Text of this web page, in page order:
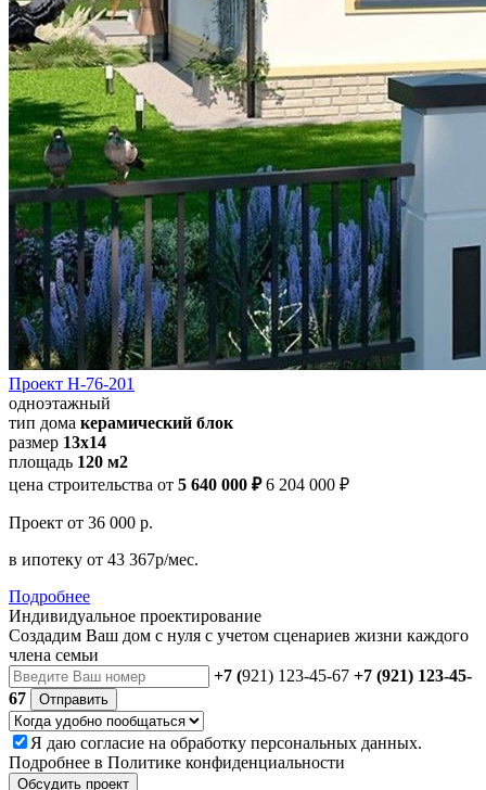
Проект Н-76-201
одноэтажный
тип дома керамический блок
размер 13x14
площадь 120 м2
цена строительства от 5 640 000 ₽ 6 204 000 ₽
Проект от 36 000 р.
в ипотеку от 43 367р/мес.
Подробнее
Индивидуальное проектирование
Создадим Ваш дом с нуля с учетом сценариев жизни каждого
члена семьи
+7 (921) 123-45-67 +7 (921) 123-45-
67
Отправить
Я даю согласие на обработку персональных данных.
Подробнее в Политике конфиденциальности
Обсудить проект